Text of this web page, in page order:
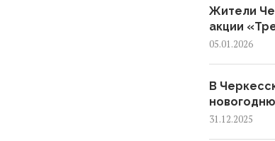
Жители
акции
05.01.2026
В
31.12.2025